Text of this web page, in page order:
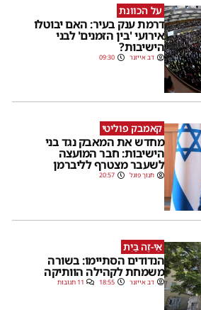
על הכוונת
דרמת ענק בעיר: האם יבוטלו
אירועי 'בין הזמנים' לבני
הישיבות?
דב אייזנר 09:30
קאמבק פוליטי
מחדש את המאבק נגד בני
הישיבות: חבר המועצה
לשעבר מצטרף לליברמן
חנוך פוגל 20:57
אֵי-זֶה בַּיִת
הנדודים הסתיימו: בשורה
משמחת לקהילה הוותיקה
דב אייזנר 18:55 11 תגובות